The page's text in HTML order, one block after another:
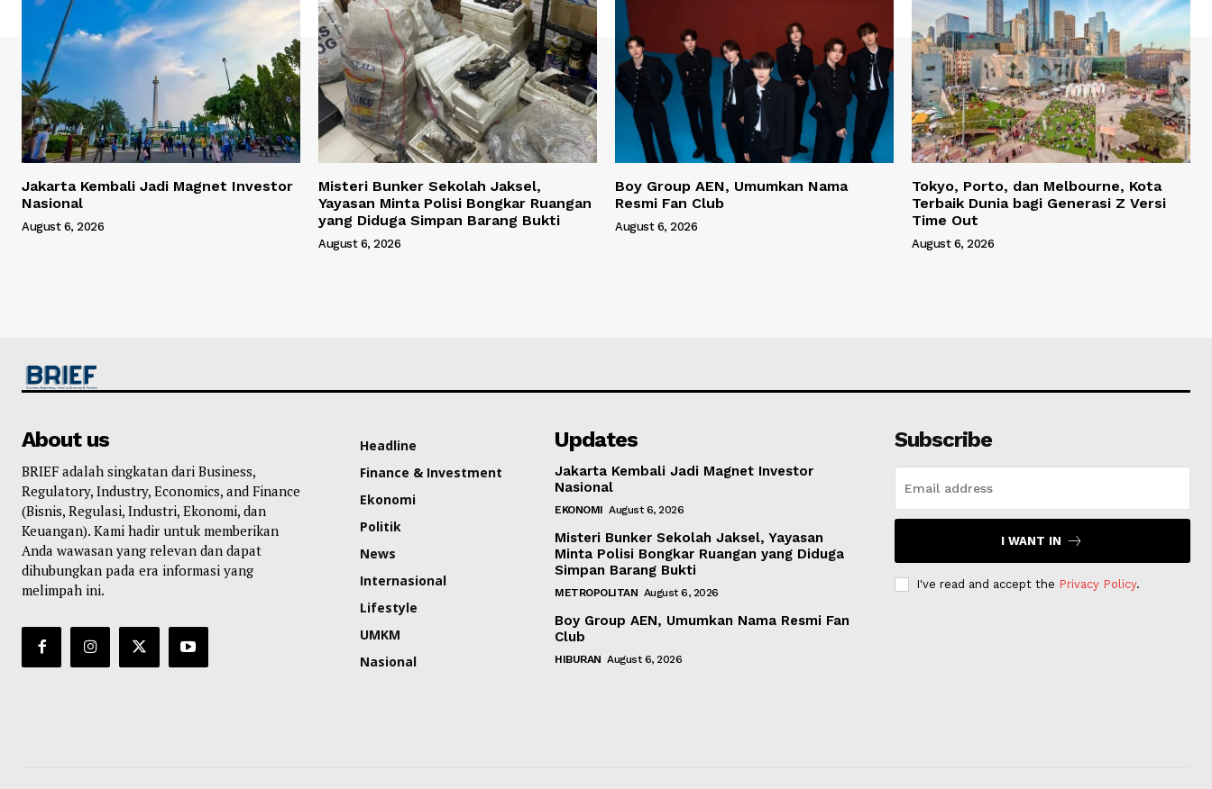
Jakarta Kembali Jadi Magnet Investor
Nasional
August 6, 2026
Misteri Bunker Sekolah Jaksel,
Yayasan Minta Polisi Bongkar Ruangan
yang Diduga Simpan Barang Bukti
August 6, 2026
Boy Group AEN, Umumkan Nama
Resmi Fan Club
August 6, 2026
Tokyo, Porto, dan Melbourne, Kota
Terbaik Dunia bagi Generasi Z Versi
Time Out
August 6, 2026
About us
BRIEF adalah singkatan dari Business,
Regulatory, Industry, Economics, and Finance
(Bisnis, Regulasi, Industri, Ekonomi, dan
Keuangan). Kami hadir untuk memberikan
Anda wawasan yang relevan dan dapat
dihubungkan pada era informasi yang
melimpah ini.
Headline
Finance & Investment
Ekonomi
Politik
News
Internasional
Lifestyle
UMKM
Nasional
Updates
Jakarta Kembali Jadi Magnet Investor
Nasional
EKONOMI August 6, 2026
Misteri Bunker Sekolah Jaksel, Yayasan
Minta Polisi Bongkar Ruangan yang Diduga
Simpan Barang Bukti
METROPOLITAN August 6, 2026
Boy Group AEN, Umumkan Nama Resmi Fan
Club
HIBURAN August 6, 2026
Subscribe
I WANT IN
I've read and accept the Privacy Policy.